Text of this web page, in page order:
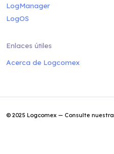
LogManager
LogOS
Enlaces útiles
Acerca de Logcomex
© 2025 Logcomex — Consulte nuestra